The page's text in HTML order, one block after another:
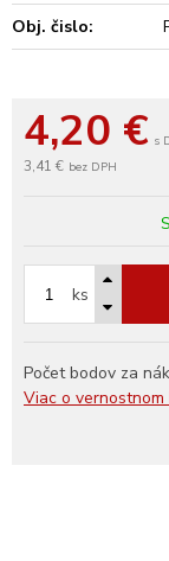
4,20 € s
3,41 € bez DPH
ks
Počet bodov za
Viac o
Obj. čislo: